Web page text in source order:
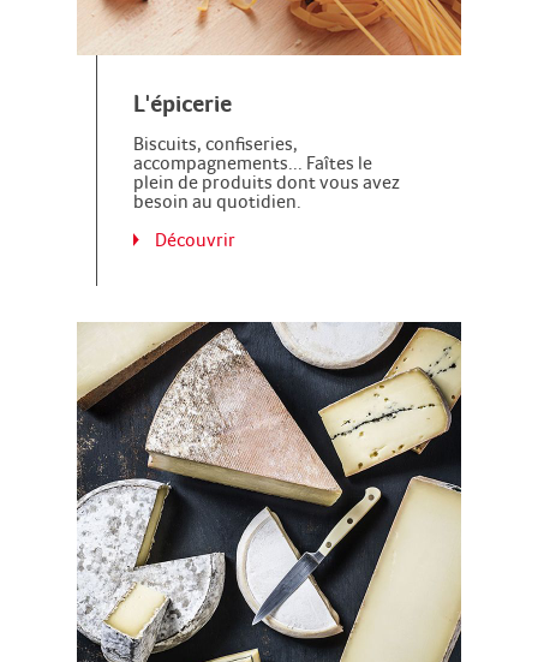
L'épicerie
Biscuits, confiseries,
accompagnements... Faîtes le
plein de produits dont vous avez
besoin au quotidien.
Découvrir